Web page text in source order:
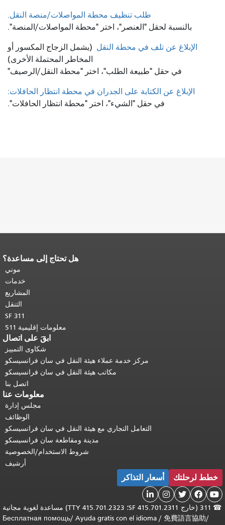
طلب تنظيف محطة المواصلات/منصة النقل.
بالنسبة لحقل "العنصر"، اختر "محطة المواصلات/المنصة".
الإبلاغ عن تلف في محطة النقل (يشمل الزجاج المكسور أو
المخاطر المحتملة الأخرى)
في حقل "طبيعة الطلب"، اختر "محطة النقل/الرصيف"
الإبلاغ عن الكتابة على الجدران في محطة انتظار الحافلات:
في حقل "الشيء"، اختر "محطة انتظار الحافلات".
هل تحتاج إلى مساعدة؟
موني
خدمات
المشاريع
التنقل
SF 311
معلومات إقليمية 511
ابقَ على اتصال
شكاوى التمييز
مركز خدمة عملاء هيئة النقل في سان فرانسيسكو
مكاتب هيئة النقل في سان فرانسيسكو
اتصل بنا
معلومات عنا
مجلس إدارة
الوظائف
التعامل التجاري مع هيئة النقل في سان فرانسيسكو
مدينة ومقاطعة سان فرانسيسكو
شروط الاستخدام/الخصوصية
أرشيف
خطط لرحلتك أسعار التذاكر





☎
311 (خارج SF 415.701.2311؛ TTY 415.701.2323) مساعدة لغوية مجانية
/
免費語言協助
/
Ayuda gratis con el idioma
/
Бесплатная помощь